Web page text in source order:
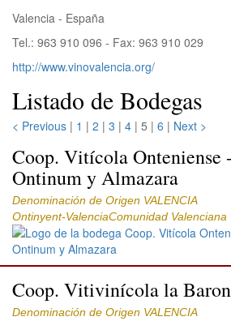
Valencia - España
Tel.: 963 910 096 - Fax: 963 910 029
http://www.vinovalencia.org/
Listado de Bodegas
< Previous | 1 | 2 | 3 | 4 | 5 | 6 | Next >
Coop. Vitícola Onteniense
Ontinum y Almazara
Denominación de Origen VALENCIA
Ontinyent-ValenciaComunidad Valenciana
Coop. Vitivinícola la
Denominación de Origen VALENCIA